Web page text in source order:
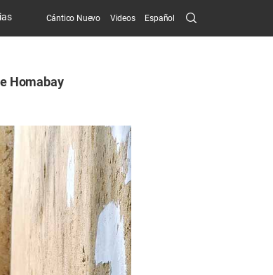
Cántico Nuevo Videos Español Search
Submit
Homabay